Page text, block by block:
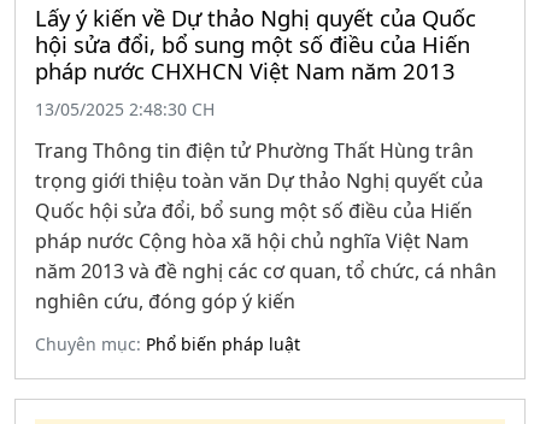
Lấy ý kiến về Dự thảo Nghị quyết của Quốc
hội sửa đổi, bổ sung một số điều của Hiến
pháp nước CHXHCN Việt Nam năm 2013
13/05/2025 2:48:30 CH
Trang Thông tin điện tử Phường Thất Hùng trân
trọng giới thiệu toàn văn Dự thảo Nghị quyết của
Quốc hội sửa đổi, bổ sung một số điều của Hiến
pháp nước Cộng hòa xã hội chủ nghĩa Việt Nam
năm 2013 và đề nghị các cơ quan, tổ chức, cá nhân
nghiên cứu, đóng góp ý kiến
Chuyên mục: Phổ biến pháp luật